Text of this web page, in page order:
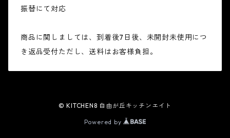
振替にて対応
商品に関しましては、到着後7日後、未開封未使用につ
き返品受付ただし、送料はお客様負担。
© KITCHEN8 自由が丘キッチンエイト
Powered by